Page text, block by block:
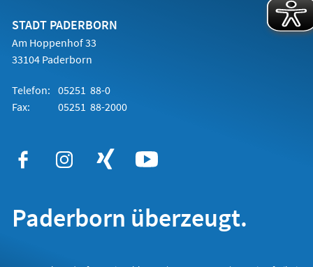
STADT PADERBORN
Am Hoppenhof 33
33104 Paderborn
Telefon: 05251 88-0
Fax:
05251 88-2000
Paderborn überzeugt.